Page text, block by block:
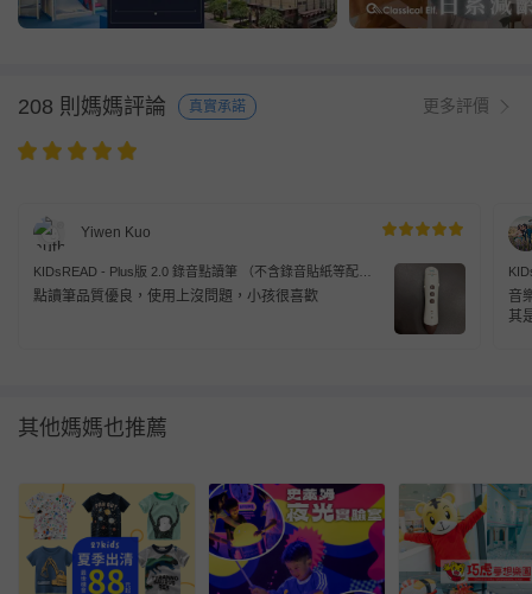
208 則媽媽評論 真實承諾 更多評價
Yiwen Kuo
KIDsREAD - Plus版 2.0 錄音點讀筆 （不含錄音貼紙等配
件）
點讀筆品質優良，使用上沒問題，小孩很喜歡
音
其
其他媽媽也推薦